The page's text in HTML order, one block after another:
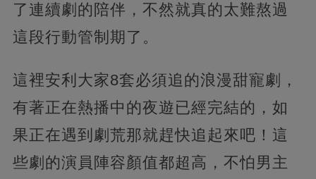
了連續劇的陪伴，不然就真的太難熬過
這段行動管制期了。
這裡安利大家8套必須追的浪漫甜寵劇，
有著正在熱播中的夜遊已經完結的，如
果正在遇到劇荒那就趕快追起來吧！這
些劇的演員陣容顏值都超高，不怕男主